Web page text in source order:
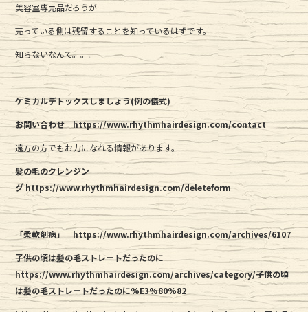
美容室専売品だろうが
売っている側は残留することを知っているはずです。
知らないなんて。。。
ケミカルデトックスしましょう(例の儀式)
お問い合わせ https://www.rhythmhairdesign.com/contact
遠方の方でもお力になれる情報があります。
髪の毛のクレンジン
グ https://www.rhythmhairdesign.com/deleteform
「柔軟剤病」https://www.rhythmhairdesign.com/archives/6107
子供の頃は髪の毛ストレートだったのに
https://www.rhythmhairdesign.com/archives/category/子供の頃
は髪の毛ストレートだったのに%E3%80%82